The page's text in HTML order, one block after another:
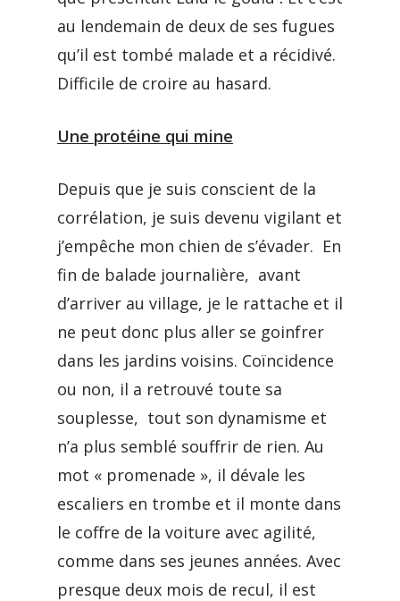
au lendemain de deux de ses fugues
qu’il est tombé malade et a récidivé.
Difficile de croire au hasard.
Une protéine qui mine
Depuis que je suis conscient de la
corrélation, je suis devenu vigilant et
j’empêche mon chien de s’évader. En
fin de balade journalière, avant
d’arriver au village, je le rattache et il
ne peut donc plus aller se goinfrer
dans les jardins voisins. Coïncidence
ou non, il a retrouvé toute sa
souplesse, tout son dynamisme et
n’a plus semblé souffrir de rien. Au
mot « promenade », il dévale les
escaliers en trombe et il monte dans
le coffre de la voiture avec agilité,
comme dans ses jeunes années. Avec
presque deux mois de recul, il est